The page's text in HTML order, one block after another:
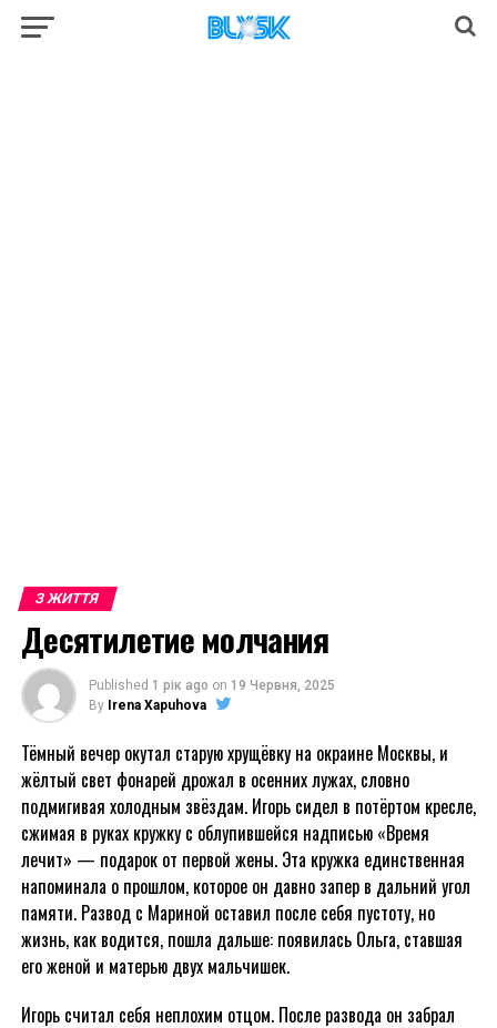
З ЖИТТЯ
Десятилетие молчания
Published 1 рік ago on 19 Червня, 2025
By Irena Xapuhova
Тёмный вечер окутал старую хрущёвку на окраине Москвы, и
жёлтый свет фонарей дрожал в осенних лужах, словно
подмигивая холодным звёздам. Игорь сидел в потёртом кресле,
сжимая в руках кружку с облупившейся надписью «Время
лечит» — подарок от первой жены. Эта кружка единственная
напоминала о прошлом, которое он давно запер в дальний угол
памяти. Развод с Мариной оставил после себя пустоту, но
жизнь, как водится, пошла дальше: появилась Ольга, ставшая
его женой и матерью двух мальчишек.
Игорь считал себя неплохим отцом. После развода он забрал